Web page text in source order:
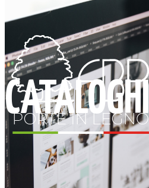
CATALOGHI